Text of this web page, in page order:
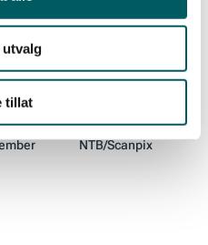
tillat
Foto
NTB/Scanpix